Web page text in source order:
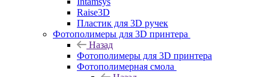
Raise3D
Пластик для 3D ручек
Фотополимеры для 3D принтера
Назад
Фотополимеры для 3D принтера
Фотополимерная смола